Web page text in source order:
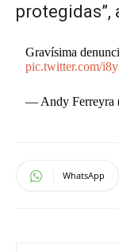
protegidas”,
Gravísima
pic.twitter.com/
— Andy Ferreyra
WhatsApp